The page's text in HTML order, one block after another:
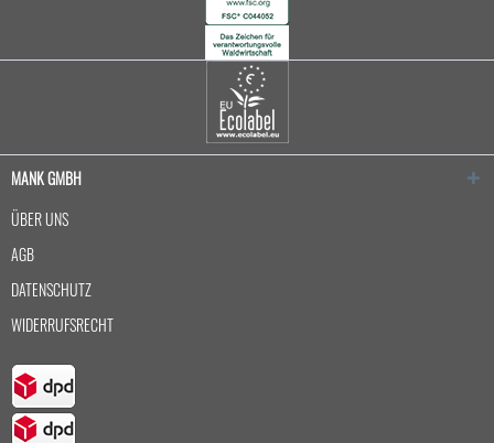
MANK GMBH
ÜBER UNS
AGB
DATENSCHUTZ
WIDERRUFSRECHT